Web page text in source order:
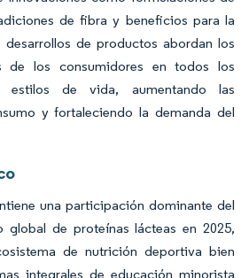
de fibra y beneficios para la
de productos abordan los
de los consumidores en todos los
de vida, aumentando las
y fortaleciendo la demanda del
una participación dominante del
global de proteínas lácteas en 2025,
de nutrición deportiva bien
integrales de educación minorista